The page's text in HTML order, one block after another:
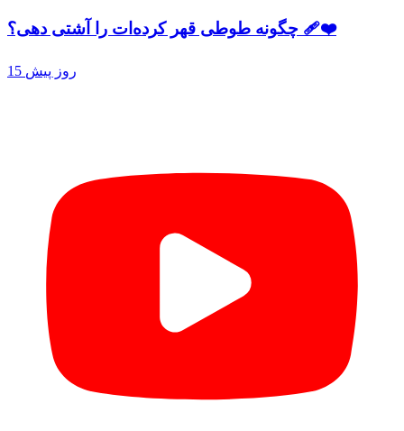
چگونه طوطی قهر کرده‌ات را آشتی دهی؟ ❤️‍🩹
15 روز پیش